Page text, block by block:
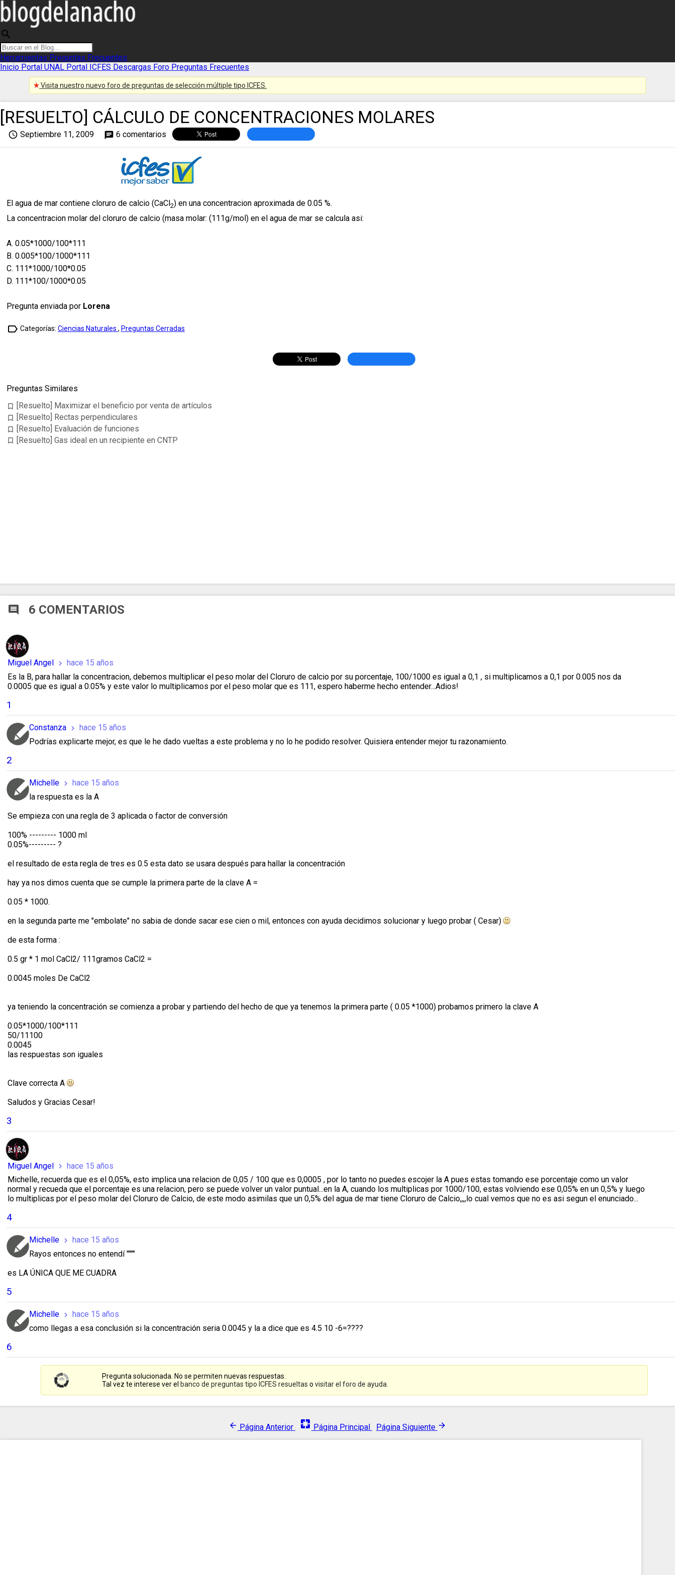
search
Herramientas Preguntas Frecuentes
Inicio Portal UNAL Portal ICFES Descargas Foro Preguntas Frecuentes
Visita nuestro nuevo foro de preguntas de selección múltiple tipo ICFES.
[RESUELTO] CÁLCULO DE CONCENTRACIONES MOLARES
access_time Septiembre 11, 2009 chat 6 comentarios
El agua de mar contiene cloruro de calcio (CaCl2) en una concentracion aproximada de 0.05 %.
La concentracion molar del cloruro de calcio (masa molar: (111g/mol) en el agua de mar se calcula asi:
A. 0.05*1000/100*111
B. 0.005*100/1000*111
C. 111*1000/100*0.05
D. 111*100/1000*0.05
Pregunta enviada por Lorena
label_outline Categorías: Ciencias Naturales , Preguntas Cerradas
Preguntas Similares
bookmark_border [Resuelto] Maximizar el beneficio por venta de artículos
bookmark_border [Resuelto] Rectas perpendiculares
bookmark_border [Resuelto] Evaluación de funciones
bookmark_border [Resuelto] Gas ideal en un recipiente en CNTP
comment 6 COMENTARIOS
Miguel Angel chevron_right
hace 15 años
Es la B, para hallar la concentracion, debemos multiplicar el peso molar del Cloruro de calcio por su porcentaje, 100/1000 es igual a 0,1 , si multiplicamos a 0,1 por 0.005 nos da
0.0005 que es igual a 0.05% y este valor lo multiplicamos por el peso molar que es 111, espero haberme hecho entender...Adios!
1
Constanza chevron_right hace 15 años
Podrías explicarte mejor, es que le he dado vueltas a este problema y no lo he podido resolver. Quisiera entender mejor tu razonamiento.
2
Michelle chevron_right hace 15 años
la respuesta es la A
Se empieza con una regla de 3 aplicada o factor de conversión
100% --------- 1000 ml
0.05%--------- ?
el resultado de esta regla de tres es 0.5 esta dato se usara después para hallar la concentración
hay ya nos dimos cuenta que se cumple la primera parte de la clave A =
0.05 * 1000.
en la segunda parte me "embolate" no sabia de donde sacar ese cien o mil, entonces con ayuda decidimos solucionar y luego probar ( Cesar)
de esta forma :
0.5 gr * 1 mol CaCl2/ 111gramos CaCl2 =
0.0045 moles De CaCl2
ya teniendo la concentración se comienza a probar y partiendo del hecho de que ya tenemos la primera parte ( 0.05 *1000) probamos primero la clave A
0.05*1000/100*111
50/11100
0.0045
las respuestas son iguales
Clave correcta A
Saludos y Gracias Cesar!
3
Miguel Angel chevron_right hace 15 años
Michelle, recuerda que es el 0,05%, esto implica una relacion de 0,05 / 100 que es 0,0005 , por lo tanto no puedes escojer la A pues estas tomando ese porcentaje como un valor
normal y recueda que el porcentaje es una relacion, pero se puede volver un valor puntual...en la A, cuando los multiplicas por 1000/100, estas volviendo ese 0,05% en un 0,5% y luego
lo multiplicas por el peso molar del Cloruro de Calcio, de este modo asimilas que un 0,5% del agua de mar tiene Cloruro de Calcio,,,,lo cual vemos que no es asi segun el enunciado...
4
Michelle chevron_right
hace 15 años
Rayos entonces no entendí """"
es LA ÚNICA QUE ME CUADRA
5
Michelle chevron_right hace 15 años
como llegas a esa conclusión si la concentración seria 0.0045 y la a dice que es 4.5 10 -6=????
6
Pregunta solucionada. No se permiten nuevas respuestas.
Tal vez te interese ver el banco de preguntas tipo ICFES resueltas o visitar el foro de ayuda
arrow_back Página Anterior pages Página Principal Página Siguiente arrow_forward